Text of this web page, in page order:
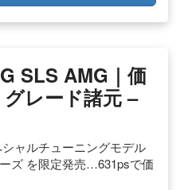
SLS AMG｜価
レード諸元 –
ャルチューニングモデル
ズ を限定発売…631psで価